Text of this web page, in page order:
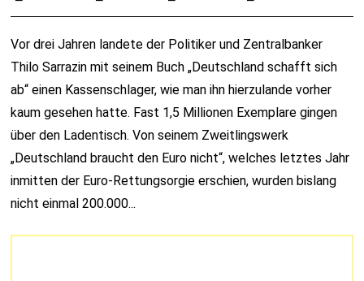
Vor drei Jahren landete der Politiker und Zentralbanker
Thilo Sarrazin mit seinem Buch „Deutschland schafft sich
ab“ einen Kassenschlager, wie man ihn hierzulande vorher
kaum gesehen hatte. Fast 1,5 Millionen Exemplare gingen
über den Ladentisch. Von seinem Zweitlingswerk
„Deutschland braucht den Euro nicht“, welches letztes Jahr
inmitten der Euro-Rettungsorgie erschien, wurden bislang
nicht einmal 200.000...